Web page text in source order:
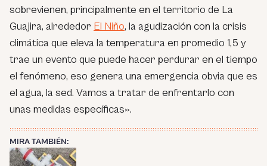
sobrevienen, principalmente en el territorio de La
Guajira, alrededor El Niño, la agudización con la crisis
climática que eleva la temperatura en promedio 1,5 y
trae un evento que puede hacer perdurar en el tiempo
el fenómeno, eso genera una emergencia obvia que es
el agua, la sed. Vamos a tratar de enfrentarlo con
unas medidas específicas».
MIRA TAMBIÉN: